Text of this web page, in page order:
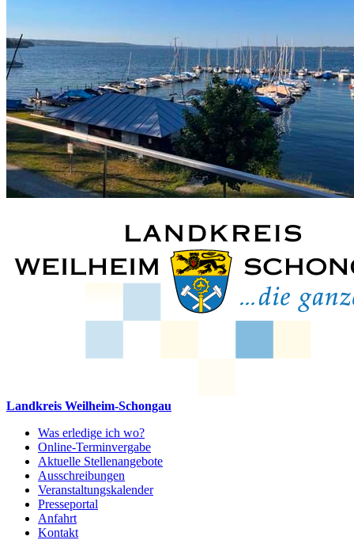
Landkreis Weilheim-Schongau
Was erledige ich wo?
Online-Terminvergabe
Aktuelle Stellenangebote
Ausschreibungen
Veranstaltungskalender
Presseportal
Anfahrt
Kontakt